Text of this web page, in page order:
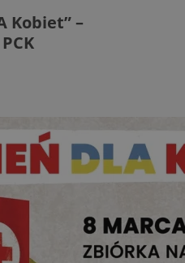
Kobiet” –